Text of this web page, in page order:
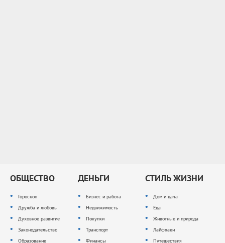
ОБЩЕСТВО
Гороскоп
Дружба и любовь
Духовное развитие
Законодательство
Образование
ДЕНЬГИ
Бизнес и работа
Недвижимость
Покупки
Транспорт
Финансы
СТИЛЬ ЖИЗНИ
Дом и дача
Еда
Животные и природа
Лайфхаки
Путешествия